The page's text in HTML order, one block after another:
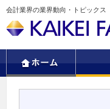
会計業界の業界動向・トピックス